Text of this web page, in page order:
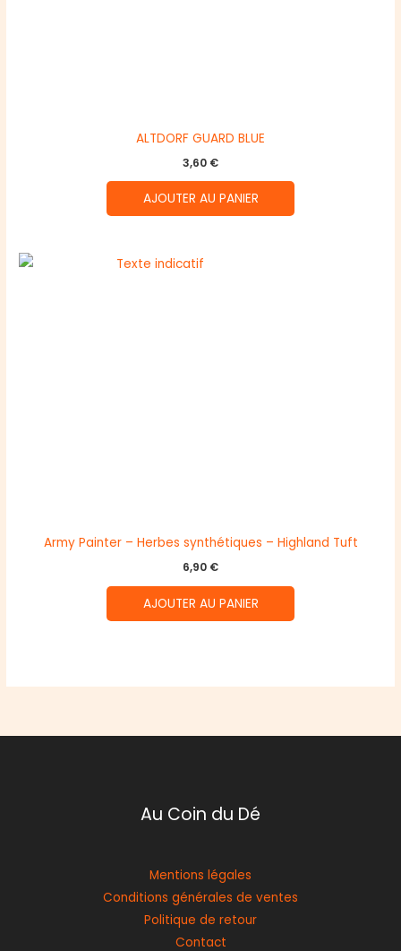
ALTDORF GUARD BLUE
3,60 €
AJOUTER AU PANIER
Army Painter – Herbes synthétiques – Highland Tuft
6,90 €
AJOUTER AU PANIER
Au Coin du Dé
Mentions légales
Conditions générales de ventes
Politique de retour
Contact